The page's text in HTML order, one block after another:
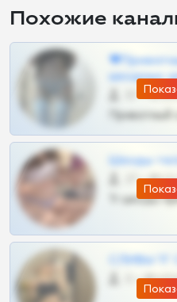
Похожие
шкодных
57 •
Приватный
Шкоды
27 •
Тг шкоды
СЛИВЫ ТГ
0 •